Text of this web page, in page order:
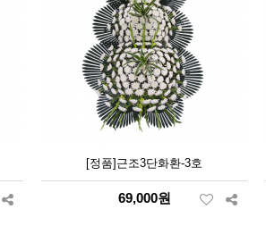
[정품]근조3단화환-3호
69,000원